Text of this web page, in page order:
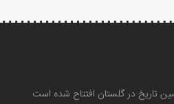
تاریخ در گلستان افتتاح شده است